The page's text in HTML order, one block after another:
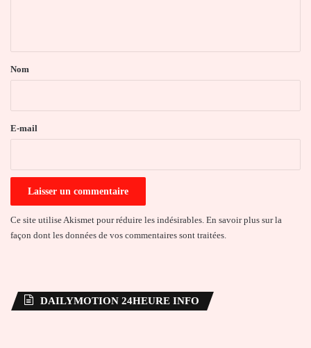
a
e
Nom
E-mail
Ce site utilise Akismet pour réduire les indésirables. En savoir plus sur la
façon dont les données de vos commentaires sont traitées
DAILYMOTION 24HEURE INFO